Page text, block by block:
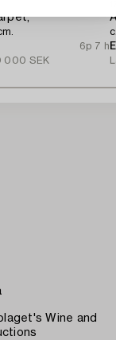
6p 7 h
000 SEK
Wine and